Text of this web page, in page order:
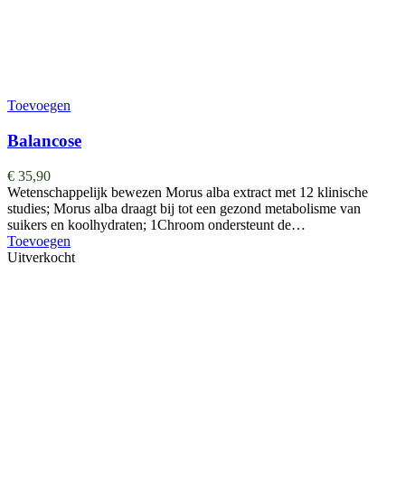
Toevoegen
Balancose
€ 35,90
Wetenschappelijk bewezen Morus alba extract met 12 klinische
studies; Morus alba draagt bij tot een gezond metabolisme van
suikers en koolhydraten; 1Chroom ondersteunt de…
Toevoegen
Uitverkocht